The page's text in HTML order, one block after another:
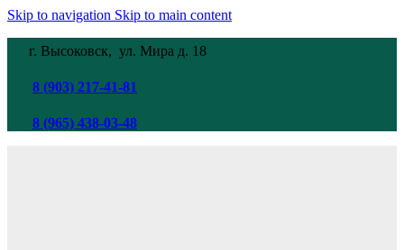
Skip to navigation Skip to main content
г. Высоковск, ул. Мира д. 18
8 (903) 217-41-81
8 (965) 438-03-48